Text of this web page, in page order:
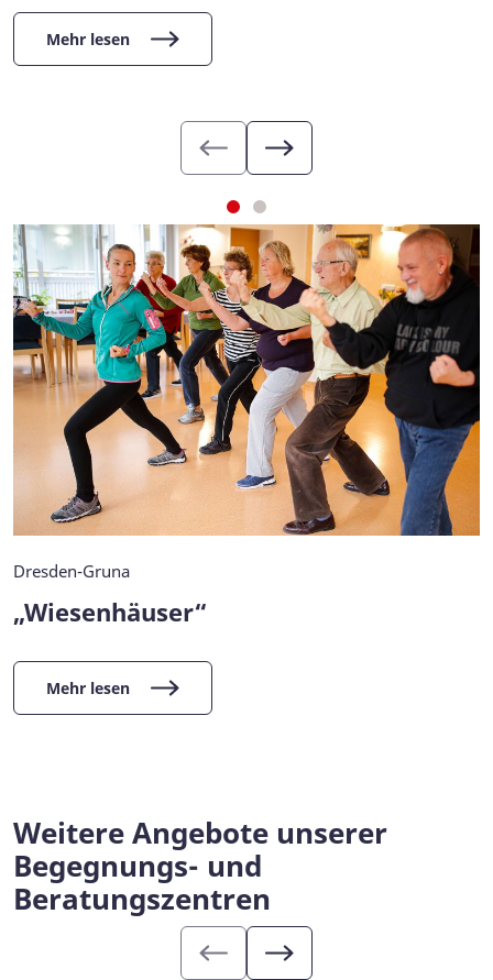
Mehr lesen
Dresden-Gruna
„Wiesenhäuser“
Mehr lesen
Weitere Angebote unserer
Begegnungs- und
Beratungszentren